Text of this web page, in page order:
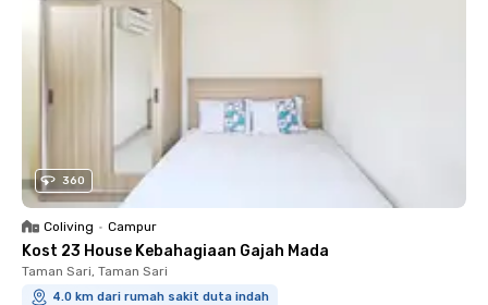
360
Coliving • Campur
Kost 23 House Kebahagiaan Gajah Mada
Taman Sari, Taman Sari
4.0 km dari rumah sakit duta indah